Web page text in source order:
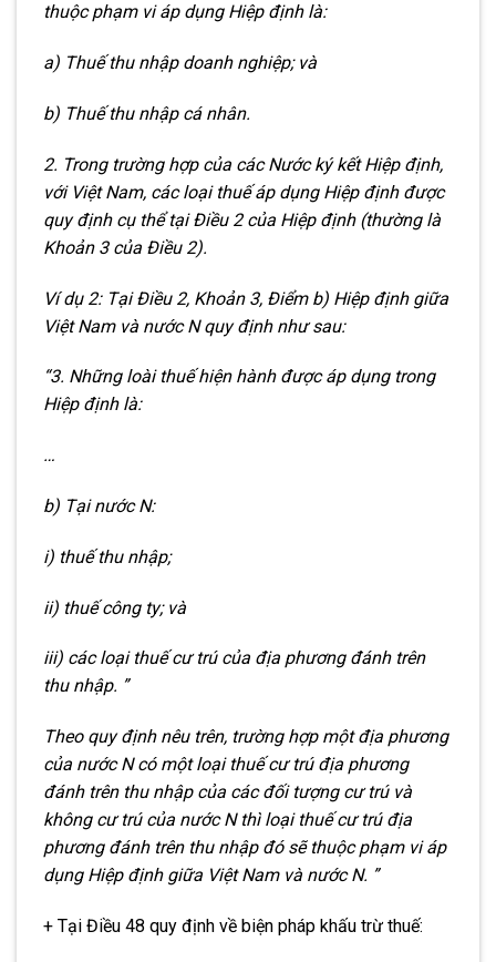
thuộc phạm vi áp dụng Hiệp định là:
a) Thuế thu nhập doanh nghiệp; và
b) Thuế thu nhập cá nhân.
2. Trong trường hợp của các Nước ký kết Hiệp định,
với Việt Nam, các loại thuế áp dụng Hiệp định được
quy định cụ thể tại Điều 2 của Hiệp định (thường là
Khoản 3 của Điều 2).
Ví dụ 2: Tại Điều 2, Khoản 3, Điểm b) Hiệp định giữa
Việt Nam và nước N quy định như sau:
“3. Những loài thuế hiện hành được áp dụng trong
Hiệp định là:
…
b) Tại nước N:
i) thuế thu nhập;
ii) thuế công ty; và
iii) các loại thuế cư trú của địa phương đánh trên
thu nhập. ”
Theo quy định nêu trên, trường hợp một địa phương
của nước N có một loại thuế cư trú địa phương
đánh trên thu nhập của các đối tượng cư trú và
không cư trú của nước N thì loại thuế cư trú địa
phương đánh trên thu nhập đó sẽ thuộc phạm vi áp
dụng Hiệp định giữa Việt Nam và nước N. ”
+ Tại Điều 48 quy định về biện pháp khấu trừ thuế: